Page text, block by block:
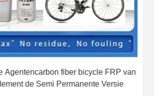
Agentencarbon fiber bicycle FRP van
de Semi Permanente Versie